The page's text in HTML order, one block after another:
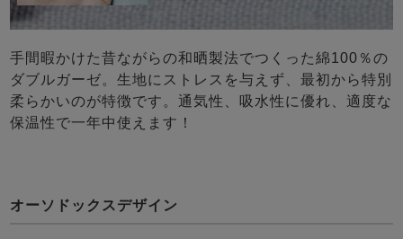
手間暇かけた昔ながらの和晒製法でつくった綿100％の
ダブルガーゼ。生地にストレスを与えず、最初から特別
柔らかいのが特徴です。通気性、吸水性に優れ、適度な
保温性で一年中使えます！
オーソドックスデザイン